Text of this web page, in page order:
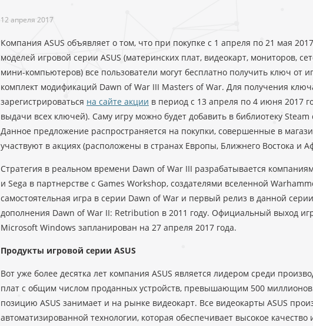
12 апреля 2017
Компания ASUS объявляет о том, что при покупке с 1 апреля по 21 мая
моделей игровой серии ASUS (материнских плат, видеокарт, мониторов,
мини-компьютеров) все пользователи могут бесплатно получить ключ от
комплект модификаций Dawn of War III Masters of War. Для получения
зарегистрироваться на сайте акции в период с 13 апреля по 4 июня 2017
выдачи всех ключей). Саму игру можно будет добавить в библиотеку Steam
Данное предложение распространяется на покупки, совершенные в
участвуют в акциях (расположены в странах Европы, Ближнего Востока и
Стратегия в реальном времени Dawn of War III разрабатывается
и Sega в партнерстве с Games Workshop, создателями вселенной
самостоятельная игра в серии Dawn of War и первый релиз в данной
дополнения Dawn of War II: Retribution в 2011 году. Официальный выход
Microsoft Windows запланирован на 27 апреля 2017 года.
Продукты игровой серии ASUS
Вот уже более десятка лет компания ASUS является лидером среди
плат с общим числом проданных устройств, превышающим 500
позицию ASUS занимает и на рынке видеокарт. Все видеокарты ASUS
автоматизированной технологии, которая обеспечивает высокое качество